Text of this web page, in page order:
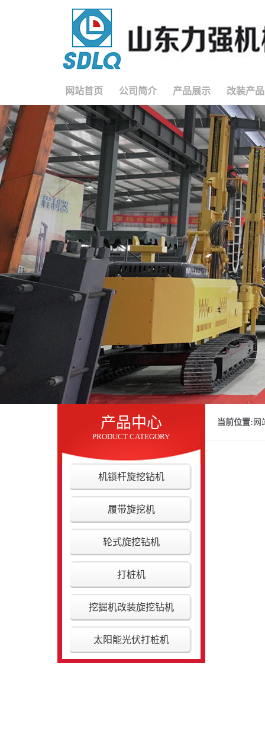
网站首页 公司简介 产品展示 改装产品
产品中心
PRODUCT CATEGORY
机锁杆旋挖钻机
履带旋挖机
轮式旋挖钻机
打桩机
挖掘机改装旋挖钻机
太阳能光伏打桩机
当前位置: 网